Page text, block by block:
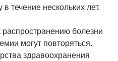
течение нескольких лет.
болезни
могут повторяться.
здравоохранения